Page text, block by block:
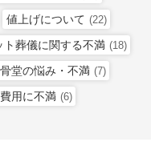
値上げについて (22)
ト葬儀に関する不満 (18)
堂の悩み・不満 (7)
用に不満 (6)